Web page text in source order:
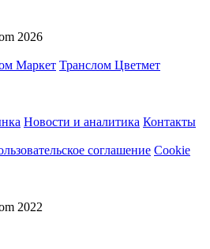
2026
Маркет Транслом Цветмет
Новости и аналитика Контакты
соглашение Cookie
2022